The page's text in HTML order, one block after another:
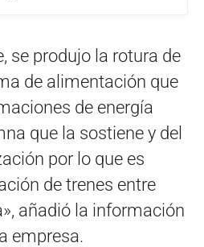
se produjo la rotura de
de alimentación que
de energía
que la sostiene y del
por lo que es
de trenes entre
añadió la información
empresa.